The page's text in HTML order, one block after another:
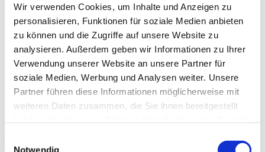
Wir verwenden Cookies, um Inhalte und Anzeigen zu
personalisieren, Funktionen für soziale Medien anbieten
zu können und die Zugriffe auf unsere Website zu
analysieren. Außerdem geben wir Informationen zu Ihrer
Verwendung unserer Website an unsere Partner für
soziale Medien, Werbung und Analysen weiter. Unsere
Partner führen diese Informationen möglicherweise mit
weiteren Daten zusammen, die Sie ihnen bereitgestellt
Notwendig
Über 40 Brauereien aus Nürnberg und
der Region stellen Sie vor die Wahl:
Welches der Biere darf's denn sein?
Beim Fränkischen Bierfest können Sie
vom 29. Mai bis 2. Juni im Burggraben
verschiedene Landbiere probieren.
Außerdem versorgen Sie viele Stände
mit regionalen Spezialitäten.